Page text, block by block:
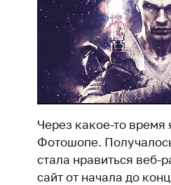
Через какое-то время
Фотошопе.
стала нравиться веб-
сайт от начала до